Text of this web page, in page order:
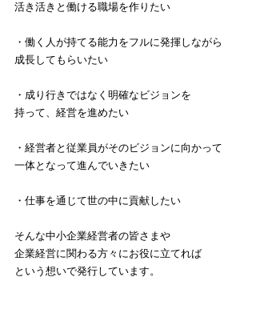
活き活きと働ける職場を作りたい
・働く人が持てる能力をフルに発揮しながら
成長してもらいたい
・成り行きではなく明確なビジョンを
持って、経営を進めたい
・経営者と従業員がそのビジョンに向かって
一体となって進んでいきたい
・仕事を通じて世の中に貢献したい
そんな中小企業経営者の皆さまや
企業経営に関わる方々にお役に立てれば
という想いで発行しています。